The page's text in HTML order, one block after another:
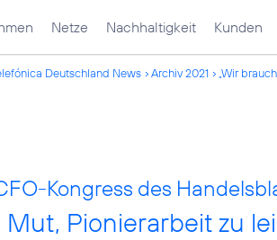
Netze Nachhaltigkeit Kunden
Deutschland News Archiv 2021 „Wir
Kongress des
Pionierarbeit zu